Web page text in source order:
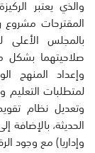
المقترحات مشروع
بالمجلس الأعلى
صلاحيتهما بشكل
وإعداد المنهج
لمتطلبات
وتعديل نظام
الحديثة، بالإضافة
وإداريا) مع وجود